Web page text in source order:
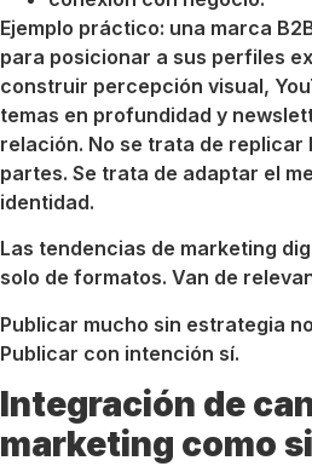
Ejemplo práctico: una marca
para posicionar a sus perfiles
construir percepción visual,
temas en profundidad y
relación. No se trata de replicar
partes. Se trata de adaptar el
identidad.
Las tendencias de marketing
solo de formatos. Van de
Publicar mucho sin estrategia
Publicar con intención sí.
Integración de
marketing como